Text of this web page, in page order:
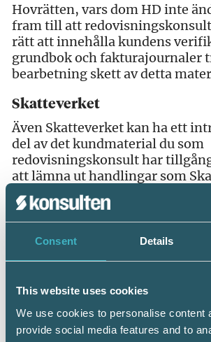
Consent Details
This website uses cookies
We use cookies to personalise content
provide social media features and to
Hovrätten, vars dom HD inte
fram till att
rätt att innehålla kundens
grundbok och fakturajournaler
bearbetning skett av detta
Skatteverket
Även Skatteverket kan ha ett
del av det kundmaterial du som
redovisningskonsult har
att lämna ut handlingar som
efterfrågar måste du normalt
det av företrädare för
En skatte- eller avgiftsrevision
företaget inte medverkar kan
förvaltningsrätten. Ett beslut
ger Skatteverket rätt att hämta